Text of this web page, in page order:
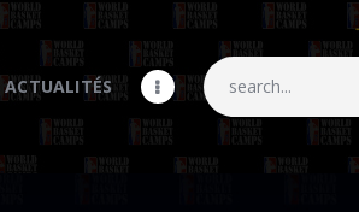
ACTUALITÉS